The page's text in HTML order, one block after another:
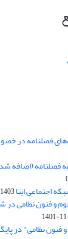
فصلنامه در
فصلنامه
اجتماعی ایتا1403-08-04
و فنون نظامی در
1401-